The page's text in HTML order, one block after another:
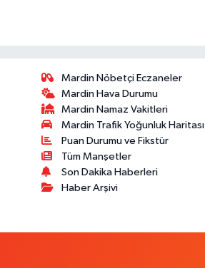
Mardin Nöbetçi Eczaneler
Mardin Hava Durumu
Mardin Namaz Vakitleri
Mardin Trafik Yoğunluk Haritası
Puan Durumu ve Fikstür
Tüm Manşetler
Son Dakika Haberleri
Haber Arşivi